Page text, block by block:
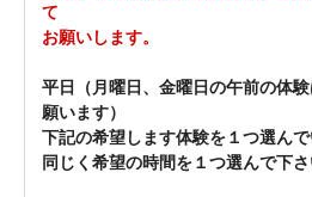
て
お願いします。
平日（月曜日、金曜日の午前の体
願います）
下記の希望します体験を１つ選んで
同じく希望の時間を１つ選んで下